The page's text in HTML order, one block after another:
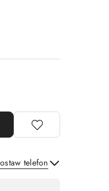
telefon